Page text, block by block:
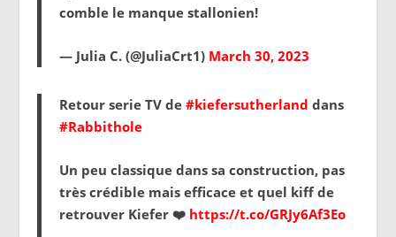
comble le manque stallonien!
— Julia C. (@JuliaCrt1) March 30, 2023
Retour serie TV de#kiefersutherland dans
#Rabbithole
Un peu classique dans sa construction, pas
très crédible mais efficace et quel kiff de
retrouver Kiefer ❤️ https://t.co/GRJy6Af3Eo